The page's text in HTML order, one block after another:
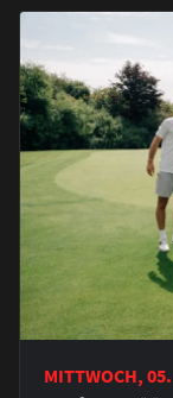
MITTWOCH,